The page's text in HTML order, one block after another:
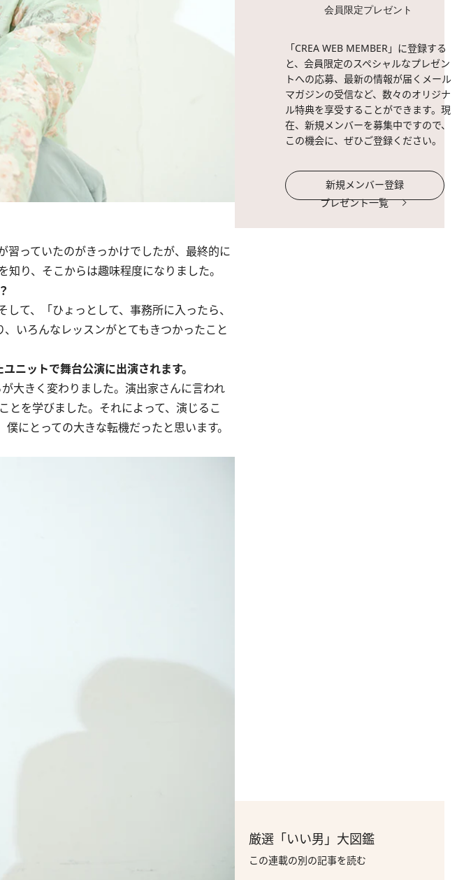
っていたのがきっかけでしたが、最終的に
り、そこからは趣味程度になりました。
て、「ひょっとして、事務所に入ったら、
いろんなレッスンがとてもきつかったこと
ットで舞台公演に出演されます。
大きく変わりました。演出家さんに言われ
とを学びました。それによって、演じるこ
にとっての大きな転機だったと思います。
会員限定プレゼント
「CREA WEB MEMBER」に登録する
と、会員限定のスペシャルなプレゼン
トへの応募、最新の情報が届くメール
マガジンの受信など、数々のオリジナ
ル特典を享受することができます。現
在、新規メンバーを募集中ですので、
この機会に、ぜひご登録ください。
新規メンバー登録
プレゼント一覧
厳選「いい男」大図鑑
この連載の別の記事を読む